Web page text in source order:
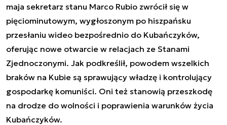
maja sekretarz stanu Marco Rubio zwrócił się w
pięciominutowym, wygłoszonym po hiszpańsku
przesłaniu wideo bezpośrednio do Kubańczyków,
oferując nowe otwarcie w relacjach ze Stanami
Zjednoczonymi. Jak podkreślił, powodem wszelkich
braków na Kubie są sprawujący władzę i kontrolujący
gospodarkę komuniści. Oni też stanowią przeszkodę
na drodze do wolności i poprawienia warunków życia
Kubańczyków.